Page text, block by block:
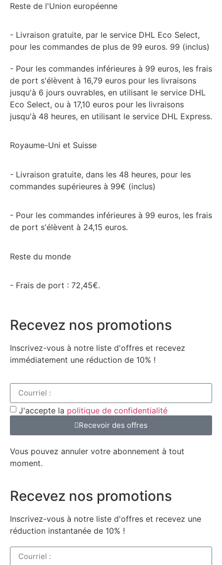
Reste de l'Union européenne
- Livraison gratuite, par le service DHL Eco Select,
pour les commandes de plus de 99 euros. 99 (inclus)
- Pour les commandes inférieures à 99 euros, les frais
de port s'élèvent à 16,79 euros pour les livraisons
jusqu'à 6 jours ouvrables, en utilisant le service DHL
Eco Select, ou à 17,10 euros pour les livraisons
jusqu'à 48 heures, en utilisant le service DHL Express.
Royaume-Uni et Suisse
- Livraison gratuite, dans les 48 heures, pour les
commandes supérieures à 99€ (inclus)
- Pour les commandes inférieures à 99 euros, les frais
de port s'élèvent à 24,15 euros.
Reste du monde
- Frais de port : 72,45€.
Recevez nos promotions
Inscrivez-vous à notre liste d'offres et recevez
immédiatement une réduction de 10% !
J'accepte la politique de confidentialité
Recevoir des offres
Vous pouvez annuler votre abonnement à tout
moment.
Recevez nos promotions
Inscrivez-vous à notre liste d'offres et recevez une
réduction instantanée de 10% !